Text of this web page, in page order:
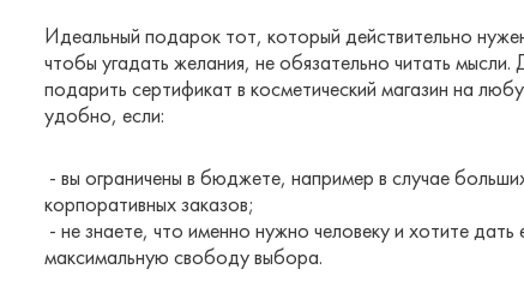
Идеальный подарок тот, который действительно
чтобы угадать желания, не обязательно читать мысли.
подарить сертификат в косметический магазин на
удобно, если:
- вы ограничены в бюджете, например в случае
корпоративных заказов;
- не знаете, что именно нужно человеку и хотите дать
максимальную свободу выбора.